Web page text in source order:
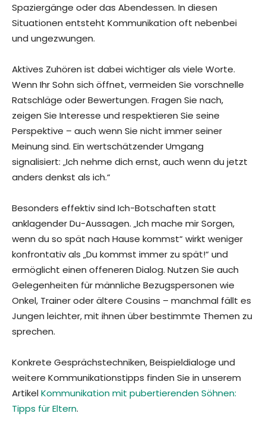
Spaziergänge oder das Abendessen. In diesen
Situationen entsteht Kommunikation oft nebenbei
und ungezwungen.
Aktives Zuhören ist dabei wichtiger als viele Worte.
Wenn Ihr Sohn sich öffnet, vermeiden Sie vorschnelle
Ratschläge oder Bewertungen. Fragen Sie nach,
zeigen Sie Interesse und respektieren Sie seine
Perspektive – auch wenn Sie nicht immer seiner
Meinung sind. Ein wertschätzender Umgang
signalisiert: „Ich nehme dich ernst, auch wenn du jetzt
anders denkst als ich.“
Besonders effektiv sind Ich-Botschaften statt
anklagender Du-Aussagen. „Ich mache mir Sorgen,
wenn du so spät nach Hause kommst“ wirkt weniger
konfrontativ als „Du kommst immer zu spät!“ und
ermöglicht einen offeneren Dialog. Nutzen Sie auch
Gelegenheiten für männliche Bezugspersonen wie
Onkel, Trainer oder ältere Cousins – manchmal fällt es
Jungen leichter, mit ihnen über bestimmte Themen zu
sprechen.
Konkrete Gesprächstechniken, Beispieldialoge und
weitere Kommunikationstipps finden Sie in unserem
ArtikelKommunikation mit pubertierenden Söhnen:
Tipps für Eltern.